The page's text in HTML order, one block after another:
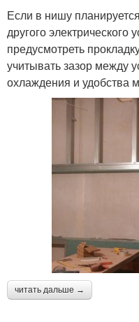
Если в нишу
другого электрического
предусмотреть
учитывать зазор между
охлаждения и удобства
читать дальше →